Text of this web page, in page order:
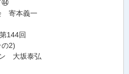
㊹
寄本義一
144回
2)
大坂泰弘